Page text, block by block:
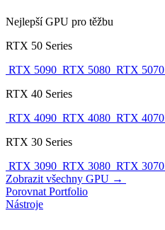
Nejlepší GPU pro těžbu
RTX 50 Series
RTX 5090 RTX 5080 RTX 5070
RTX 40 Series
RTX 4090 RTX 4080 RTX 4070
RTX 30 Series
RTX 3090 RTX 3080 RTX 3070
Zobrazit všechny GPU →
Porovnat Portfolio
Nástroje